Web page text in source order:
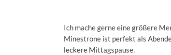
Ich mache gerne eine größere
Minestrone ist perfekt als
leckere Mittagspause.